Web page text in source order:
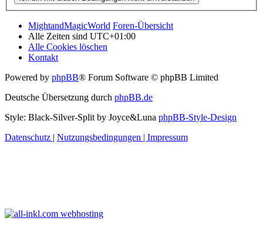
MightandMagicWorld Foren-Übersicht
Alle Zeiten sind UTC+01:00
Alle Cookies löschen
Kontakt
Powered by phpBB® Forum Software © phpBB Limited
Deutsche Übersetzung durch phpBB.de
Style: Black-Silver-Split by Joyce&Luna phpBB-Style-Design
Datenschutz | Nutzungsbedingungen | Impressum